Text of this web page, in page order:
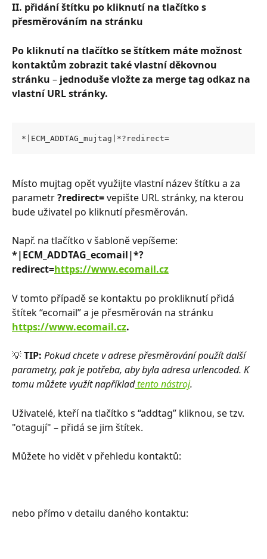
II. přidání štítku po kliknutí na tlačítko s
přesměrováním na stránku
Po kliknutí na tlačítko se štítkem máte možnost
kontaktům zobrazit také vlastní děkovnou
stránku –⁠⁠⁠⁠⁠⁠ jednoduše vložte za merge tag odkaz na
vlastní URL stránky.
*|ECM_ADDTAG_mujtag|*?redirect=
Místo mujtag opět využijte vlastní název štítku a za
parametr ?redirect= vepište URL stránky, na kterou
bude uživatel po kliknutí přesměrován.
Např. na tlačítko v šabloně vepíšeme:
*|ECM_ADDTAG_ecomail|*?
redirect=https://www.ecomail.cz
V tomto případě se kontaktu po prokliknutí přidá
štítek “ecomail” a je přesměrován na stránku
https://www.ecomail.cz.
💡 TIP: Pokud chcete v adrese přesměrování použít další
parametry, pak je potřeba, aby byla adresa urlencoded. K
tomu můžete využít například tento nástroj.
Uživatelé, kteří na tlačítko s “addtag” kliknou, se tzv.
"otagují" –⁠⁠⁠⁠⁠⁠ přidá se jim štítek.
Můžete ho vidět v přehledu kontaktů:
nebo přímo v detailu daného kontaktu: